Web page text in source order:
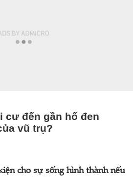
cư đến gần hố đen
vũ trụ?
cho sự sống hình thành nếu